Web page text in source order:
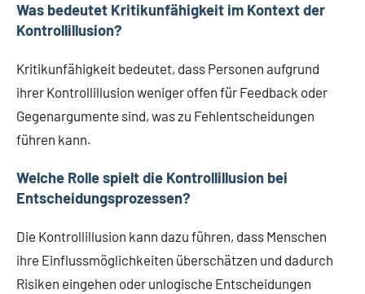
Was bedeutet Kritikunfähigkeit im Kontext der
Kontrollillusion?
Kritikunfähigkeit bedeutet, dass Personen aufgrund
ihrer Kontrollillusion weniger offen für Feedback oder
Gegenargumente sind, was zu Fehlentscheidungen
führen kann.
Welche Rolle spielt die Kontrollillusion bei
Entscheidungsprozessen?
Die Kontrollillusion kann dazu führen, dass Menschen
ihre Einflussmöglichkeiten überschätzen und dadurch
Risiken eingehen oder unlogische Entscheidungen